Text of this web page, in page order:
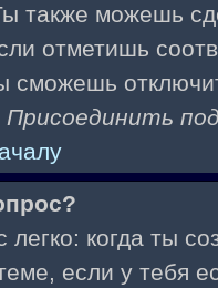
также можешь
отметишь
сможешь
Присоединить
легко: когда ты
если у тебя